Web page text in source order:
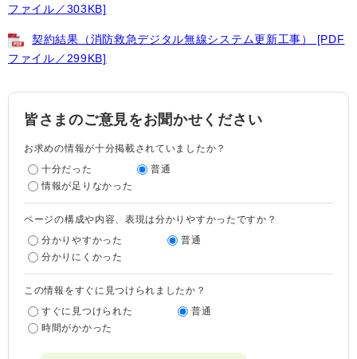
ファイル／303KB]
契約結果（消防救急デジタル無線システム更新工事） [PDF
ファイル／299KB]
皆さまのご意見をお聞かせください
お求めの情報が十分掲載されていましたか？
十分だった
普通
情報が足りなかった
ページの構成や内容、表現は分かりやすかったですか？
分かりやすかった
普通
分かりにくかった
この情報をすぐに見つけられましたか？
すぐに見つけられた
普通
時間がかかった